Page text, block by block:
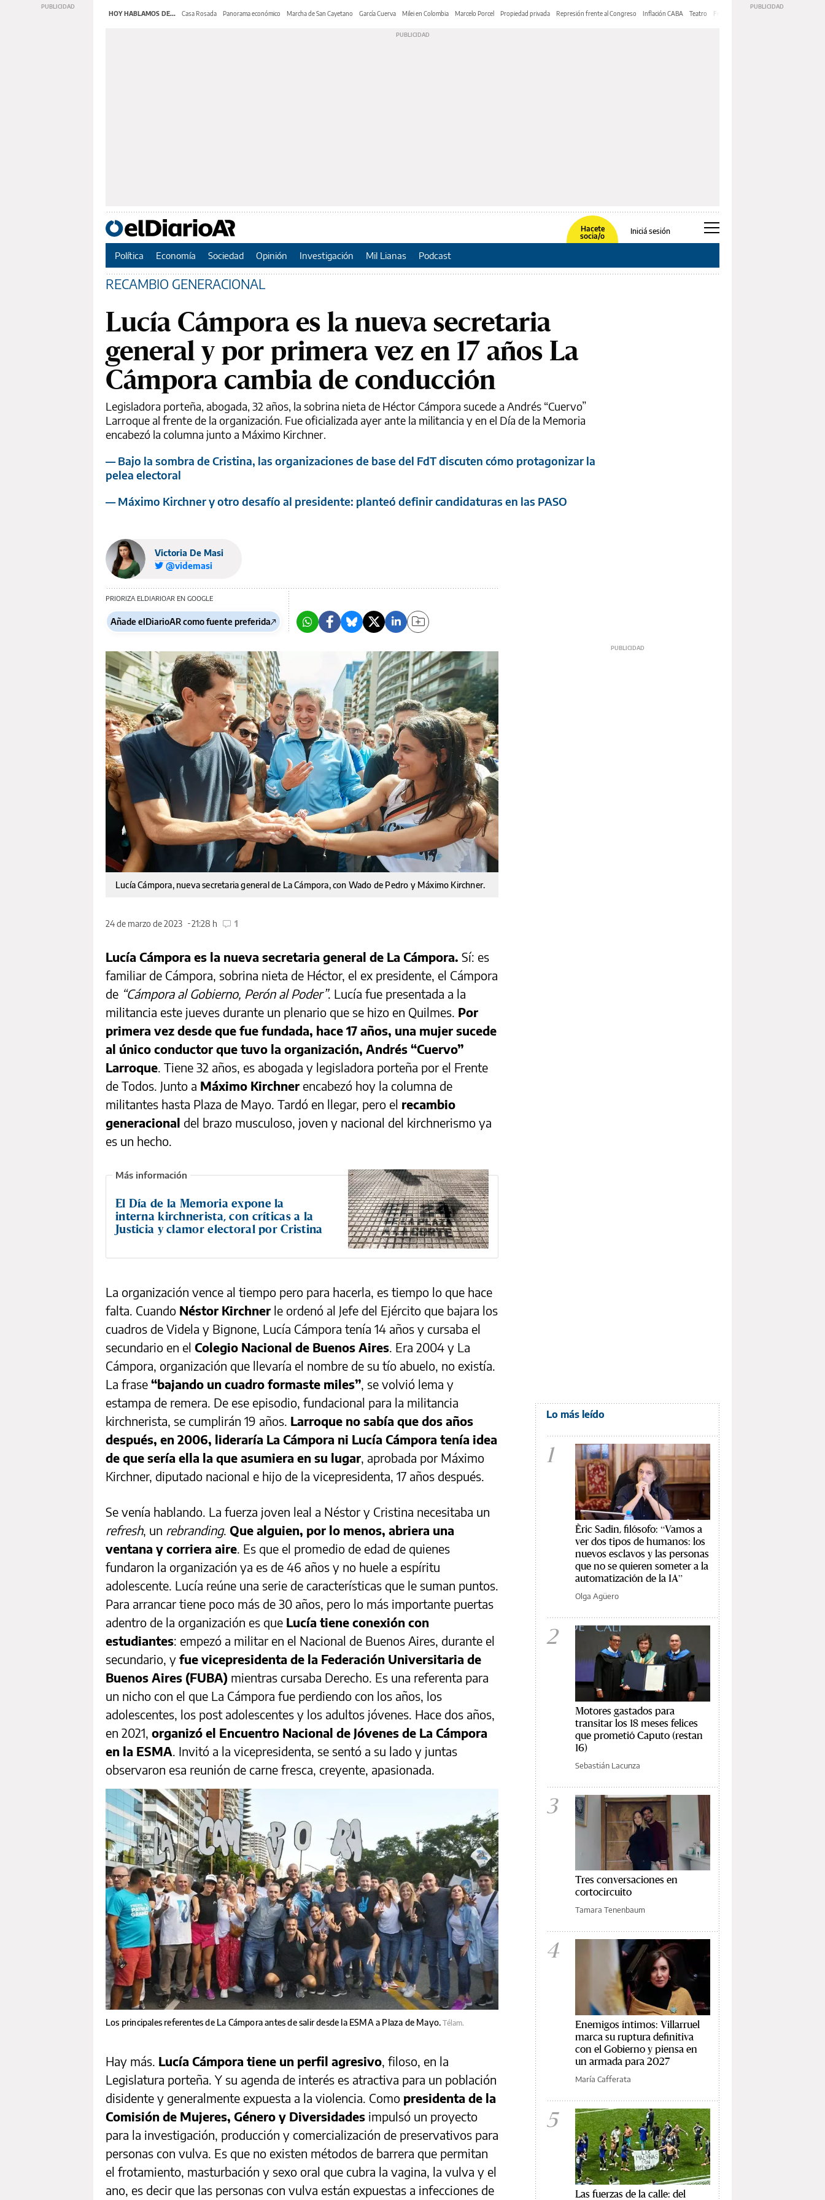
HOY HABLAMOS DE... Casa Rosada Panorama económico Marcha de San Cayetano García Cuerva Milei en Colombia Marcelo Porcel Propiedad privada Represión frente al Congreso Inflación CABA Teatro Feria de Editores
Hacete
socia/o
Iniciá sesión
Política Economía Sociedad Opinión Investigación Mil Lianas Podcast
RECAMBIO GENERACIONAL
Lucía Cámpora es la nueva secretaria
general y por primera vez en 17 años La
Cámpora cambia de conducción
Legisladora porteña, abogada, 32 años, la sobrina nieta de Héctor Cámpora sucede a Andrés “Cuervo”
Larroque al frente de la organización. Fue oficializada ayer ante la militancia y en el Día de la Memoria
encabezó la columna junto a Máximo Kirchner.
— Bajo la sombra de Cristina, las organizaciones de base del FdT discuten cómo protagonizar la
pelea electoral
— Máximo Kirchner y otro desafío al presidente: planteó definir candidaturas en las PASO
Victoria De Masi
@videmasi
PRIORIZA ELDIARIOAR EN GOOGLE
Añade elDiarioAR como fuente preferida
Lucía Cámpora, nueva secretaria general de La Cámpora, con Wado de Pedro y Máximo Kirchner.
24 de marzo de 2023 21:28 h 1
Lucía Cámpora es la nueva secretaria general de La Cámpora. Sí: es
familiar de Cámpora, sobrina nieta de Héctor, el ex presidente, el Cámpora
de “Cámpora al Gobierno, Perón al Poder”. Lucía fue presentada a la
militancia este jueves durante un plenario que se hizo en Quilmes. Por
primera vez desde que fue fundada, hace 17 años, una mujer sucede
al único conductor que tuvo la organización, Andrés “Cuervo”
Larroque. Tiene 32 años, es abogada y legisladora porteña por el Frente
de Todos. Junto a Máximo Kirchner encabezó hoy la columna de
militantes hasta Plaza de Mayo. Tardó en llegar, pero el recambio
generacional del brazo musculoso, joven y nacional del kirchnerismo ya
es un hecho.
El Día de la Memoria expone la
interna kirchnerista, con críticas a la
Justicia y clamor electoral por Cristina
La organización vence al tiempo pero para hacerla, es tiempo lo que hace
falta. Cuando Néstor Kirchner le ordenó al Jefe del Ejército que bajara los
cuadros de Videla y Bignone, Lucía Cámpora tenía 14 años y cursaba el
secundario en el Colegio Nacional de Buenos Aires. Era 2004 y La
Cámpora, organización que llevaría el nombre de su tío abuelo, no existía.
La frase “bajando un cuadro formaste miles”, se volvió lema y
estampa de remera. De ese episodio, fundacional para la militancia
kirchnerista, se cumplirán 19 años. Larroque no sabía que dos años
después, en 2006, lideraría La Cámpora ni Lucía Cámpora tenía idea
de que sería ella la que asumiera en su lugar, aprobada por Máximo
Kirchner, diputado nacional e hijo de la vicepresidenta, 17 años después.
Se venía hablando. La fuerza joven leal a Néstor y Cristina necesitaba un
refresh, un rebranding. Que alguien, por lo menos, abriera una
ventana y corriera aire. Es que el promedio de edad de quienes
fundaron la organización ya es de 46 años y no huele a espíritu
adolescente. Lucía reúne una serie de características que le suman puntos.
Para arrancar tiene poco más de 30 años, pero lo más importante puertas
adentro de la organización es que Lucía tiene conexión con
estudiantes: empezó a militar en el Nacional de Buenos Aires, durante el
secundario, y fue vicepresidenta de la Federación Universitaria de
Buenos Aires (FUBA) mientras cursaba Derecho. Es una referenta para
un nicho con el que La Cámpora fue perdiendo con los años, los
adolescentes, los post adolescentes y los adultos jóvenes. Hace dos años,
en 2021, organizó el Encuentro Nacional de Jóvenes de La Cámpora
en la ESMA. Invitó a la vicepresidenta, se sentó a su lado y juntas
observaron esa reunión de carne fresca, creyente, apasionada.
Los principales referentes de La Cámpora antes de salir desde la ESMA a Plaza de Mayo.Télam.
Hay más. Lucía Cámpora tiene un perfil agresivo, filoso, en la
Legislatura porteña. Y su agenda de interés es atractiva para un población
disidente y generalmente expuesta a la violencia. Como presidenta de la
Comisión de Mujeres, Género y Diversidades impulsó un proyecto
para la investigación, producción y comercialización de preservativos para
personas con vulva. Es que no existen métodos de barrera que permitan
el frotamiento, masturbación y sexo oral que cubra la vagina, la vulva y el
ano, es decir que las personas con vulva están expuestas a infecciones de
Lo más leído
1
Èric Sadin, filósofo: “Vamos a
ver dos tipos de humanos: los
nuevos esclavos y las personas
que no se quieren someter a la
automatización de la IA”
Olga Agüero
2
Motores gastados para
transitar los 18 meses felices
que prometió Caputo (restan
16)
Sebastián Lacunza
3
Tres conversaciones en
cortocircuito
Tamara Tenenbaum
4
Enemigos íntimos: Villarruel
marca su ruptura definitiva
con el Gobierno y piensa en
un armada para 2027
María Cafferata
5
Las fuerzas de la calle: del